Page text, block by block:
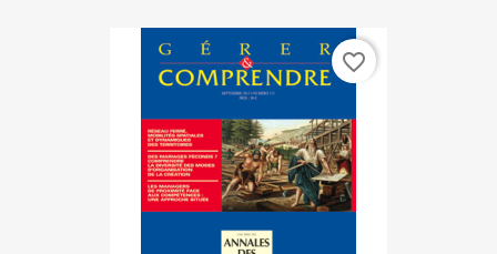
favorite_border